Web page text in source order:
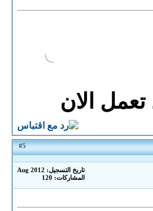
الان
#
5
تاريخ التسجيل: Aug 2012
المشاركات: 120